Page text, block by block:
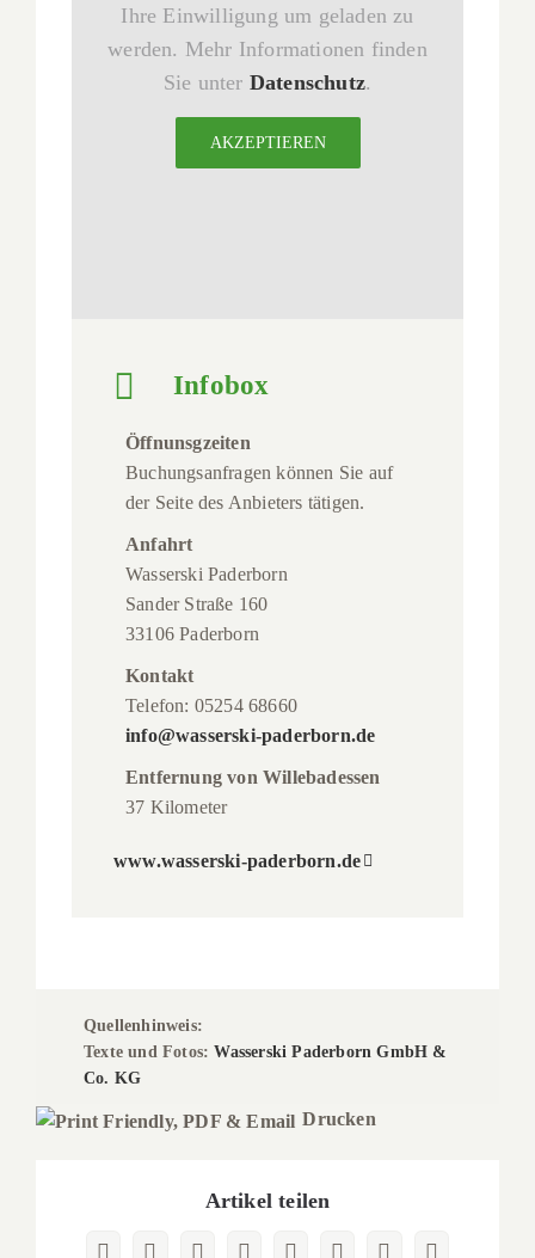
Ihre Einwilligung um geladen zu
werden. Mehr Informationen finden
Sie unter Datenschutz.
AKZEPTIEREN
Infobox
Öffnunsgzeiten
Buchungsanfragen können Sie auf
der Seite des Anbieters tätigen.
Anfahrt
Wasserski Paderborn
Sander Straße 160
33106 Paderborn
Kontakt
Telefon: 05254 68660
info@wasserski-paderborn.de
Entfernung von Willebadessen
37 Kilometer
www.wasserski-paderborn.de
Quellenhinweis:
Texte und Fotos:Wasserski Paderborn GmbH &
Co. KG
Drucken
Artikel teilen